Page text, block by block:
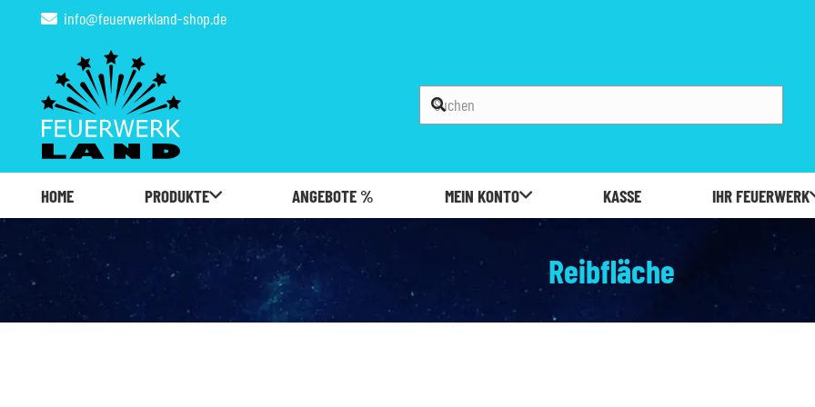
info@feuerwerkland-shop.de
HOME PRODUKTE ANGEBOTE % MEIN KONTO KASSE IHR FEUERWERK
Reibfläche